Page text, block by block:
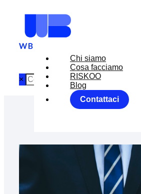
Chi siamo
Cosa facciamo
RISKOO
Blog
Contattaci
×